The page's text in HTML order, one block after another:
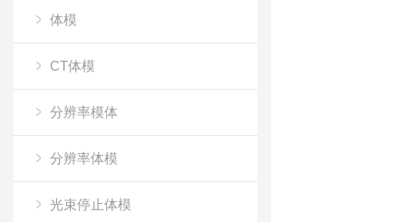
体模
CT体模
分辨率模体
分辨率体模
光束停止体模